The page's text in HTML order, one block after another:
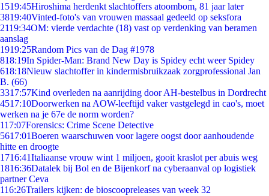
1519:45Hiroshima herdenkt slachtoffers atoombom, 81 jaar later
3819:40Vinted-foto's van vrouwen massaal gedeeld op seksfora
2119:34OM: vierde verdachte (18) vast op verdenking van beramen
aanslag
1919:25Random Pics van de Dag #1978
818:19In Spider-Man: Brand New Day is Spidey echt weer Spidey
618:18Nieuw slachtoffer in kindermisbruikzaak zorgprofessional Jan
B. (66)
3317:57Kind overleden na aanrijding door AH-bestelbus in Dordrecht
4517:10Doorwerken na AOW-leeftijd vaker vastgelegd in cao's, moet
werken na je 67e de norm worden?
117:07Forensics: Crime Scene Detective
5617:01Boeren waarschuwen voor lagere oogst door aanhoudende
hitte en droogte
1716:41Italiaanse vrouw wint 1 miljoen, gooit kraslot per abuis weg
1816:36Datalek bij Bol en de Bijenkorf na cyberaanval op logistiek
partner Ceva
116:26Trailers kijken: de bioscoopreleases van week 32